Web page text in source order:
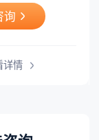
询
详情